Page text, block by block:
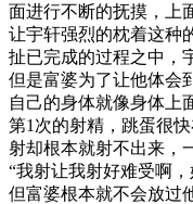
面进行不断的抚摸，上
让宇轩强烈的枕着这种
扯已完成的过程之中，
但是富婆为了让他体会
自己的身体就像身体上
第1次的射精，跳蛋很
射却根本就射不出来，
“我射让我射好难受啊
但富婆根本就不会放过